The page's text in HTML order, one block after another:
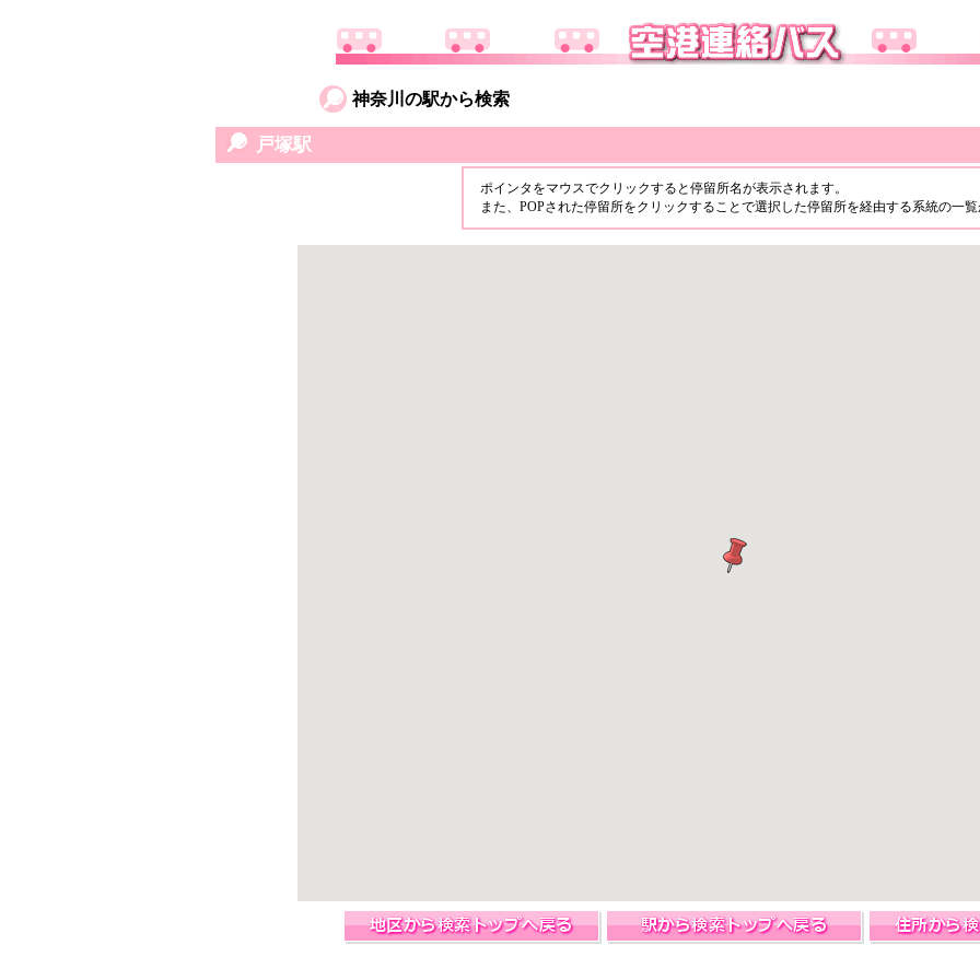
神奈川の駅から検索
戸塚駅
ポインタをマウスでクリックすると停留所名が表示されます。
また、POPされた停留所をクリックすることで選択した停留所を経由する系統の一覧